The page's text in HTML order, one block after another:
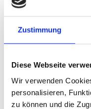
Zustimmung
Diese Webseite
Wir verwenden
personalisieren,
zu können und die